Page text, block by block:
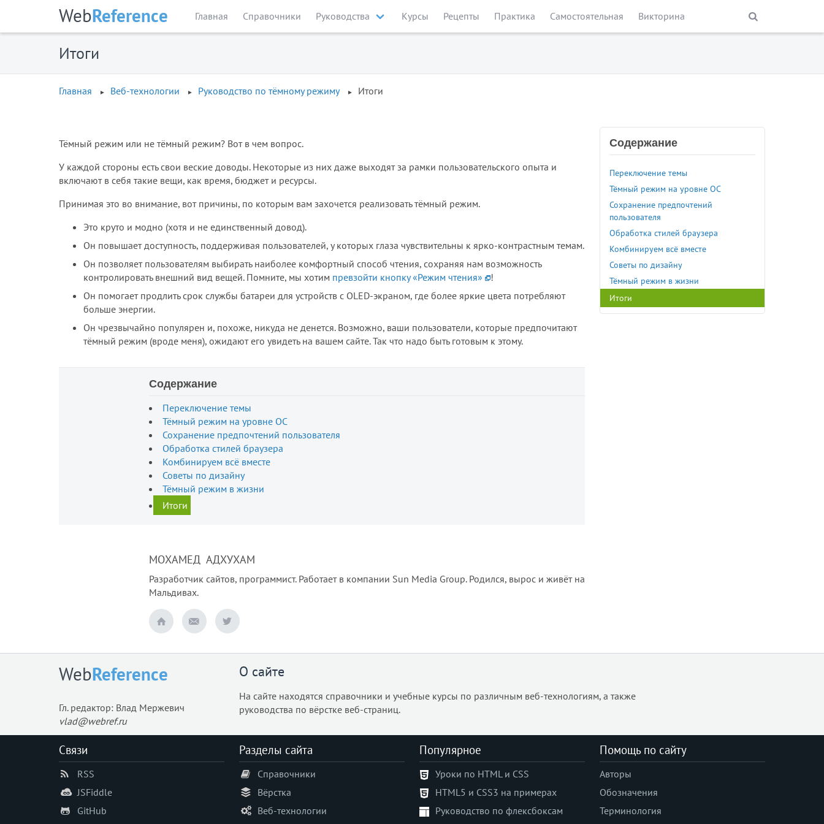
WebReference Главная Справочники Руководства Курсы Рецепты Практика Самостоятельная Викторина
Итоги
Главная Веб-технологии Руководство по тёмному режиму Итоги
Тёмный режим или не тёмный режим? Вот в чем вопрос.
У каждой стороны есть свои веские доводы. Некоторые из них даже выходят за рамки пользовательского опыта и
включают в себя такие вещи, как время, бюджет и ресурсы.
Принимая это во внимание, вот причины, по которым вам захочется реализовать тёмный режим.
Это круто и модно (хотя и не единственный довод).
Он повышает доступность, поддерживая пользователей, у которых глаза чувствительны к ярко-контрастным темам.
Он позволяет пользователям выбирать наиболее комфортный способ чтения, сохраняя нам возможность
контролировать внешний вид вещей. Помните, мы хотим превзойти кнопку «Режим чтения»
!
Он помогает продлить срок службы батареи для устройств с OLED-экраном, где более яркие цвета потребляют
больше энергии.
Он чрезвычайно популярен и, похоже, никуда не денется. Возможно, ваши пользователи, которые предпочитают
тёмный режим (вроде меня), ожидают его увидеть на вашем сайте. Так что надо быть готовым к этому.
Содержание
Переключение темы
Тёмный режим на уровне ОС
Сохранение предпочтений пользователя
Обработка стилей браузера
Комбинируем всё вместе
Советы по дизайну
Тёмный режим в жизни
Итоги
МОХАМЕД АДХУХАМ
Разработчик сайтов, программист. Работает в компании Sun Media Group. Родился, вырос и живёт на
Мальдивах.
Содержание
Переключение темы
Тёмный режим на уровне ОС
Сохранение предпочтений
пользователя
Обработка стилей браузера
Комбинируем всё вместе
Советы по дизайну
Тёмный режим в жизни
Итоги
WebReference
Гл. редактор: Влад Мержевич
vlad@webref.ru
О сайте
На сайте находятся справочники и учебные курсы по различным веб-технологиям, а также
руководства по вёрстке веб-страниц.
Связи
RSS
JSFiddle
GitHub
Разделы сайта
Справочники
Вёрстка
Веб-технологии
Популярное
Уроки по HTML и CSS
HTML5 и CSS3 на примерах
Руководство по флексбоксам
Помощь по сайту
Авторы
Обозначения
Терминология